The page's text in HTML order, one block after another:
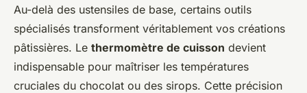
Au-delà des ustensiles de base, certains outils
spécialisés transforment véritablement vos créations
pâtissières. Le thermomètre de cuisson devient
indispensable pour maîtriser les températures
cruciales du chocolat ou des sirops. Cette précision